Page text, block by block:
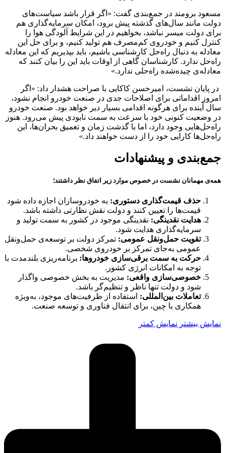
مسعود برومند در جمع‌بندی گفت: «اگر قرار باشد سیاست‌های
دولت مانند سال‌های گذشته پیش برود، امکان سرمایه‌گذاری هم
برای دولت میسر نباشد، بخواهیم در این شرایط آلودگی هوا را
کنترل کنیم و خودروی کم‌مصرف هم تولید کنیم، و برای حل این
معادله به دنبال راه‌حل کارشناسی باشیم، باید بپذیریم که این معادله
راه‌حل ندارد. کارشناسان گاهی از اوقات باید این را بیان کنند که
معادله‌ی چیده‌شده راه‌حلی ندارد.»
در پایان نشست، امیرحسن کاکایی با صراحت هشدار داد: «اگر
امروز اقداماتی برای اصلاحات جدی در صنعت خودرو انجام نشود،
سال آینده برای هرگونه اقدامی بسیار دیر خواهد بود. صنعت خودرو
در وضعیت کنونی خود با سرعت به سمت نابودی پیش می‌رود. هنوز
راه‌حل‌هایی وجود دارد، اما با گذشت زمان و تعمیق بحران‌ها، این
راه‌حل‌ها کارایی خود را از دست خواهند داد.»
جمع‌بندی و پیشنهادات
همه‌ی مهمانان نشست در خصوص موارد زیر اتفاق نظر داشتند؛
حذف قیمت‌گذاری دستوری: به خودروسازان اجازه داده شود
قیمت‌ها را تعیین کنند و دولت نقش نظارتی داشته باشد.
هدایت نقدینگی: نقدینگی موجود در کشور به سمت تولید و
سرمایه‌گذاری هدایت شود.
تقویت حمل‌ونقل عمومی: تمرکز دولت بر توسعه‌ی حمل‌ونقل
عمومی به‌جای تمرکز بر خودروی شخصی.
حرکت به سمت برقی‌سازی خودروها: برنامه‌ریزی بلندمدت با
توجه به امکانات انرژی کشور.
خصوصی‌سازی واقعی: مدیریت به بخش خصوصی واگذار
شود و دولت تنها ناظر و تنظیم‌گر باشد.
تعاملات بین‌المللی: استفاده از ظرفیت‌های موجود، به‌ویژه
همکاری با چین، برای انتقال فناوری و توسعه صنعت.
نمایش بیشتر نمایش کمتر